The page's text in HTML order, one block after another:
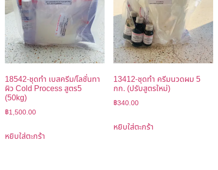
18542-ชุดทำ เบสครีม/โลชั่นทา
ผิว Cold Process สูตร5
(50kg)
฿1,500.00
หยิบใส่ตะกร้า
13412-ชุดทำ ครีมนวดผม 5
กก. (ปรับสูตรใหม่)
฿340.00
หยิบใส่ตะกร้า